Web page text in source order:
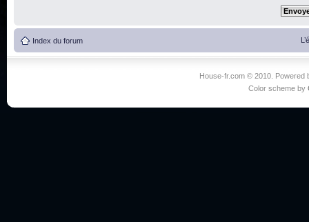
Index du forum
House-fr.com © 2010. Powered
Color scheme by